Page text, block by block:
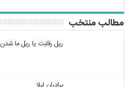
مطالب منتخب
ریل رقابت یا ریل ما شدن